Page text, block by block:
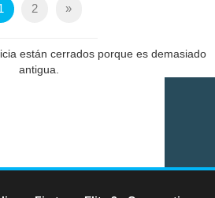
2 »
están cerrados porque es demasiado
antigua.